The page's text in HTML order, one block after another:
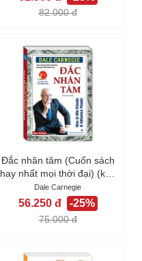
82.000 đ
Đắc nhân tâm (Cuốn sách
hay nhất mọi thời đại) (khổ
nhỏ)
Dale Carnegie
56.250 đ -25%
75.000 đ